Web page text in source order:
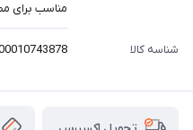
مناسب برای
شناسه کالا